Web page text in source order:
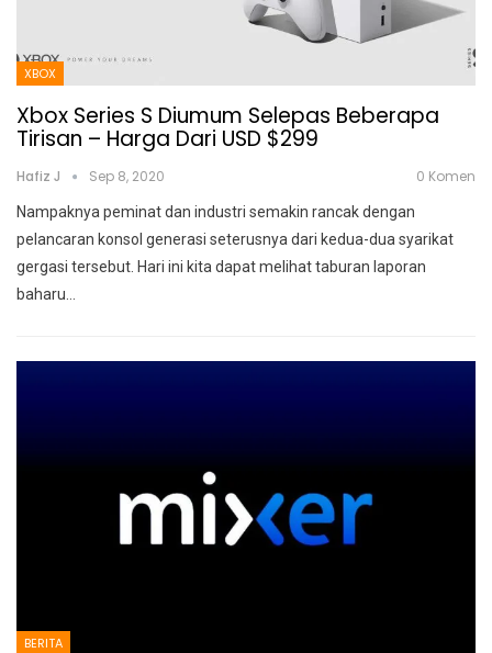
XBOX
Xbox Series S Diumum Selepas Beberapa
Tirisan – Harga Dari USD $299
Hafiz J Sep 8, 2020 0 Komen
Nampaknya peminat dan industri semakin rancak dengan
pelancaran konsol generasi seterusnya dari kedua-dua syarikat
gergasi tersebut. Hari ini kita dapat melihat taburan laporan
baharu…
BERITA